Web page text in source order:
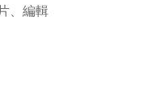
、編輯